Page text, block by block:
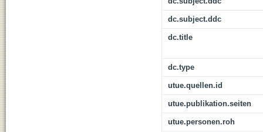
dc.subject.ddc
dc.title
dc.type
utue.quellen.id
utue.publikation.seiten
utue.personen.roh